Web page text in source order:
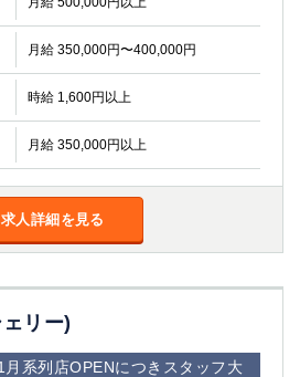
月給 350,000円〜400,000円
時給 1,600円以上
月給 350,000円以上
求人詳細を見る
リー)
系列店OPENにつきスタッフ大
選択した内容で設定